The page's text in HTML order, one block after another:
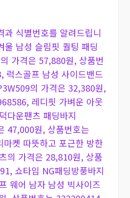
과 식별번호를 알려드립니
울 남성 슬림핏 퀄팅 패딩
가격은 57,880원, 상품번
럭스골프 남성 사이드밴드
의 가격은 32,380원,
레디핏 가벼운 아웃
다운팬츠 패딩바지
47,000원, 상품번호는
켓 따뜻하고 포근한 방한
의 가격은 28,810원, 상품
쇼타임 NG패딩방풍바지
웨어 남자 남성 빅사이즈